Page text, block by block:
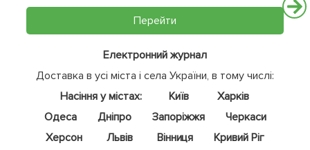
Перейти
Електронний журнал
Доставка в усі міста і села України, в тому числі:
Насіння у містах:
Київ
Харків
Одеса
Дніпро Запоріжжя
Черкаси
Херсон
Львів Вінниця
Кривий Ріг